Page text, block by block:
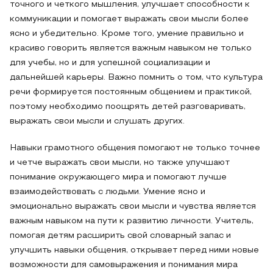
точного и четкого мышления, улучшает способности к
коммуникации и помогает выражать свои мысли более
ясно и убедительно. Кроме того, умение правильно и
красиво говорить является важным навыком не только
для учебы, но и для успешной социализации и
дальнейшей карьеры. Важно помнить о том, что культура
речи формируется постоянным общением и практикой,
поэтому необходимо поощрять детей разговаривать,
выражать свои мысли и слушать других.
Навыки грамотного общения помогают не только точнее
и четче выражать свои мысли, но также улучшают
понимание окружающего мира и помогают лучше
взаимодействовать с людьми. Умение ясно и
эмоционально выражать свои мысли и чувства является
важным навыком на пути к развитию личности. Учитель,
помогая детям расширить свой словарный запас и
улучшить навыки общения, открывает перед ними новые
возможности для самовыражения и понимания мира